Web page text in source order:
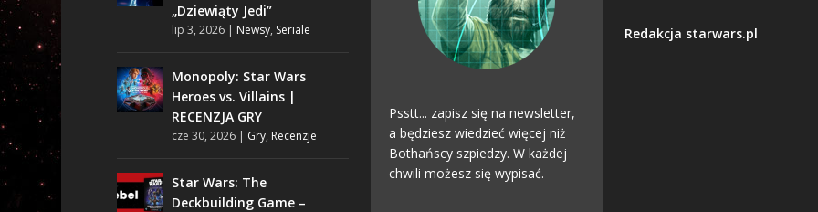
„Dziewiąty Jedi”
lip 3, 2026| Newsy, Seriale
Monopoly: Star Wars
Heroes vs. Villains |
RECENZJA GRY
cze 30, 2026| Gry, Recenzje
Star Wars: The
Deckbuilding Game –
Psstt... zapisz się na newsletter,
a będziesz wiedzieć więcej niż
Bothańscy szpiedzy. W każdej
chwili możesz się wypisać.
Redakcja starwars.pl